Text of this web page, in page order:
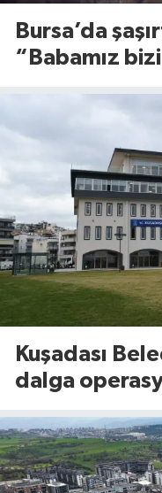
Bursa’da
“Babamız
Kuşadası
dalga